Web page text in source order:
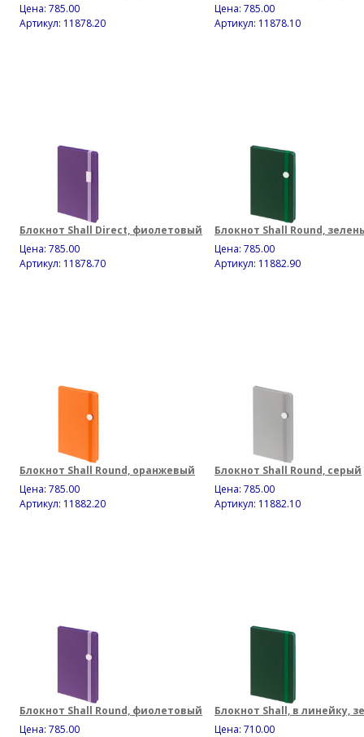
Цена: 785.00
Артикул: 11878.20
Цена: 785.00
Артикул: 11878.10
Блокнот Shall Direct, фиолетовый
Цена: 785.00
Артикул: 11878.70
Блокнот Shall Round,
Цена: 785.00
Артикул: 11882.90
Блокнот Shall Round, оранжевый
Цена: 785.00
Артикул: 11882.20
Блокнот Shall Round, серый
Цена: 785.00
Артикул: 11882.10
Блокнот Shall Round, фиолетовый
Цена: 785.00
Блокнот Shall, в линейку,
Цена: 710.00